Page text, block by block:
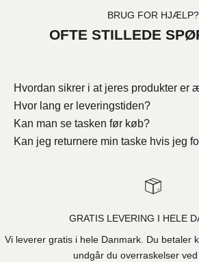
BRUG FOR HJÆLP?
OFTE STILLEDE
Hvordan sikrer i at jeres produkter er
Hvor lang er leveringstiden?
Kan man se tasken før køb?
Kan jeg returnere min taske hvis jeg
GRATIS LEVERING I HELE
Vi leverer gratis i hele Danmark. Du betaler
undgår du overraskelser